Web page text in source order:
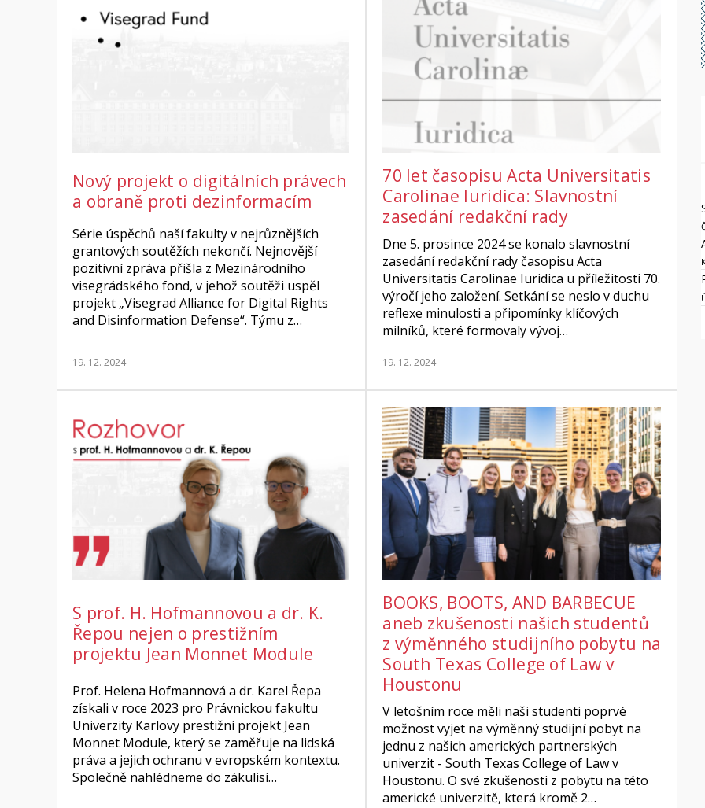
Nový projekt o digitálních právech
a obraně proti dezinformacím
Série úspěchů naší fakulty v nejrůznějších
grantových soutěžích nekončí. Nejnovější
pozitivní zpráva přišla z Mezinárodního
visegrádského fond, v jehož soutěži uspěl
projekt „Visegrad Alliance for Digital Rights
and Disinformation Defense“. Týmu z…
19. 12. 2024
70 let časopisu Acta Universitatis
Carolinae Iuridica: Slavnostní
zasedání redakční rady
Dne 5. prosince 2024 se konalo slavnostní
zasedání redakční rady časopisu Acta
Universitatis Carolinae Iuridica u příležitosti 70.
výročí jeho založení. Setkání se neslo v duchu
reflexe minulosti a připomínky klíčových
milníků, které formovaly vývoj…
19. 12. 2024
S prof. H. Hofmannovou a dr. K.
Řepou nejen o prestižním
projektu Jean Monnet Module
Prof. Helena Hofmannová a dr. Karel Řepa
získali v roce 2023 pro Právnickou fakultu
Univerzity Karlovy prestižní projekt Jean
Monnet Module, který se zaměřuje na lidská
práva a jejich ochranu v evropském kontextu.
Společně nahlédneme do zákulisí…
BOOKS, BOOTS, AND BARBECUE
aneb zkušenosti našich studentů
z výměnného studijního pobytu na
South Texas College of Law v
Houstonu
V letošním roce měli naši studenti poprvé
možnost vyjet na výměnný studijní pobyt na
jednu z našich amerických partnerských
univerzit - South Texas College of Law v
Houstonu. O své zkušenosti z pobytu na této
americké univerzitě, která kromě 2…